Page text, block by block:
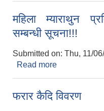
महिला म्याराथुन
सम्बन्धी सूचना!!!
Submitted on: Thu, 11/
Read more
फरार कैदि विवरण